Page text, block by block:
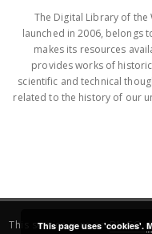
The Digital Library of the
launched in 2006, belongs
makes its resources
provides works of
scientific and technical
related to the history of our
This service runs onDInGO
This page uses 'cookies'.